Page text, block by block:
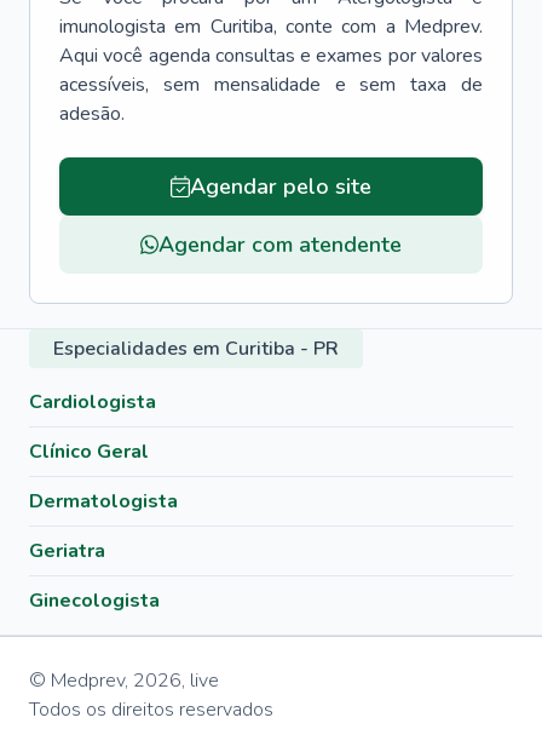
imunologista em Curitiba, conte com a Medprev.
Aqui você agenda consultas e exames por valores
acessíveis, sem mensalidade e sem taxa de
adesão.
Agendar pelo site
Agendar com atendente
Especialidades em Curitiba - PR
Cardiologista
Clínico Geral
Dermatologista
Geriatra
Ginecologista
© Medprev, 2026, live
Todos os direitos reservados